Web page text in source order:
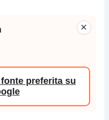
×
preferita su